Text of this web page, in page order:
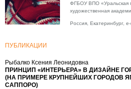
ФГБОУ ВПО «Уральская
художественная
Россия, Екатеринбург, e-
ПУБЛИКАЦИИ
Рыбалко Ксения Леонидовна
ПРИНЦИП «ИНТЕРЬЕРА» В ДИЗАЙНЕ
(НА ПРИМЕРЕ КРУПНЕЙШИХ ГОРОДОВ
САППОРО)